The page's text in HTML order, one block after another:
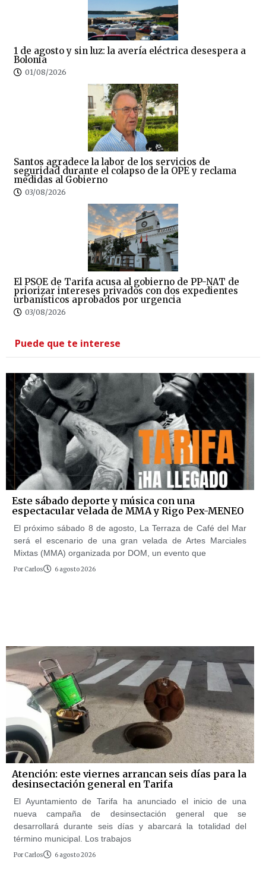
1 de agosto y sin luz: la avería eléctrica desespera a
Bolonia
01/08/2026
Santos agradece la labor de los servicios de
seguridad durante el colapso de la OPE y reclama
medidas al Gobierno
03/08/2026
El PSOE de Tarifa acusa al gobierno de PP-NAT de
priorizar intereses privados con dos expedientes
urbanísticos aprobados por urgencia
03/08/2026
Puede que te interese
Este sábado deporte y música con una
espectacular velada de MMA y Rigo Pex-MENEO
El próximo sábado 8 de agosto, La Terraza de Café del Mar
será el escenario de una gran velada de Artes Marciales
Mixtas (MMA) organizada por DOM, un evento que
Por Carlos 6 agosto 2026
Atención: este viernes arrancan seis días para la
desinsectación general en Tarifa
El Ayuntamiento de Tarifa ha anunciado el inicio de una
nueva campaña de desinsectación general que se
desarrollará durante seis días y abarcará la totalidad del
término municipal. Los trabajos
Por Carlos 6 agosto 2026